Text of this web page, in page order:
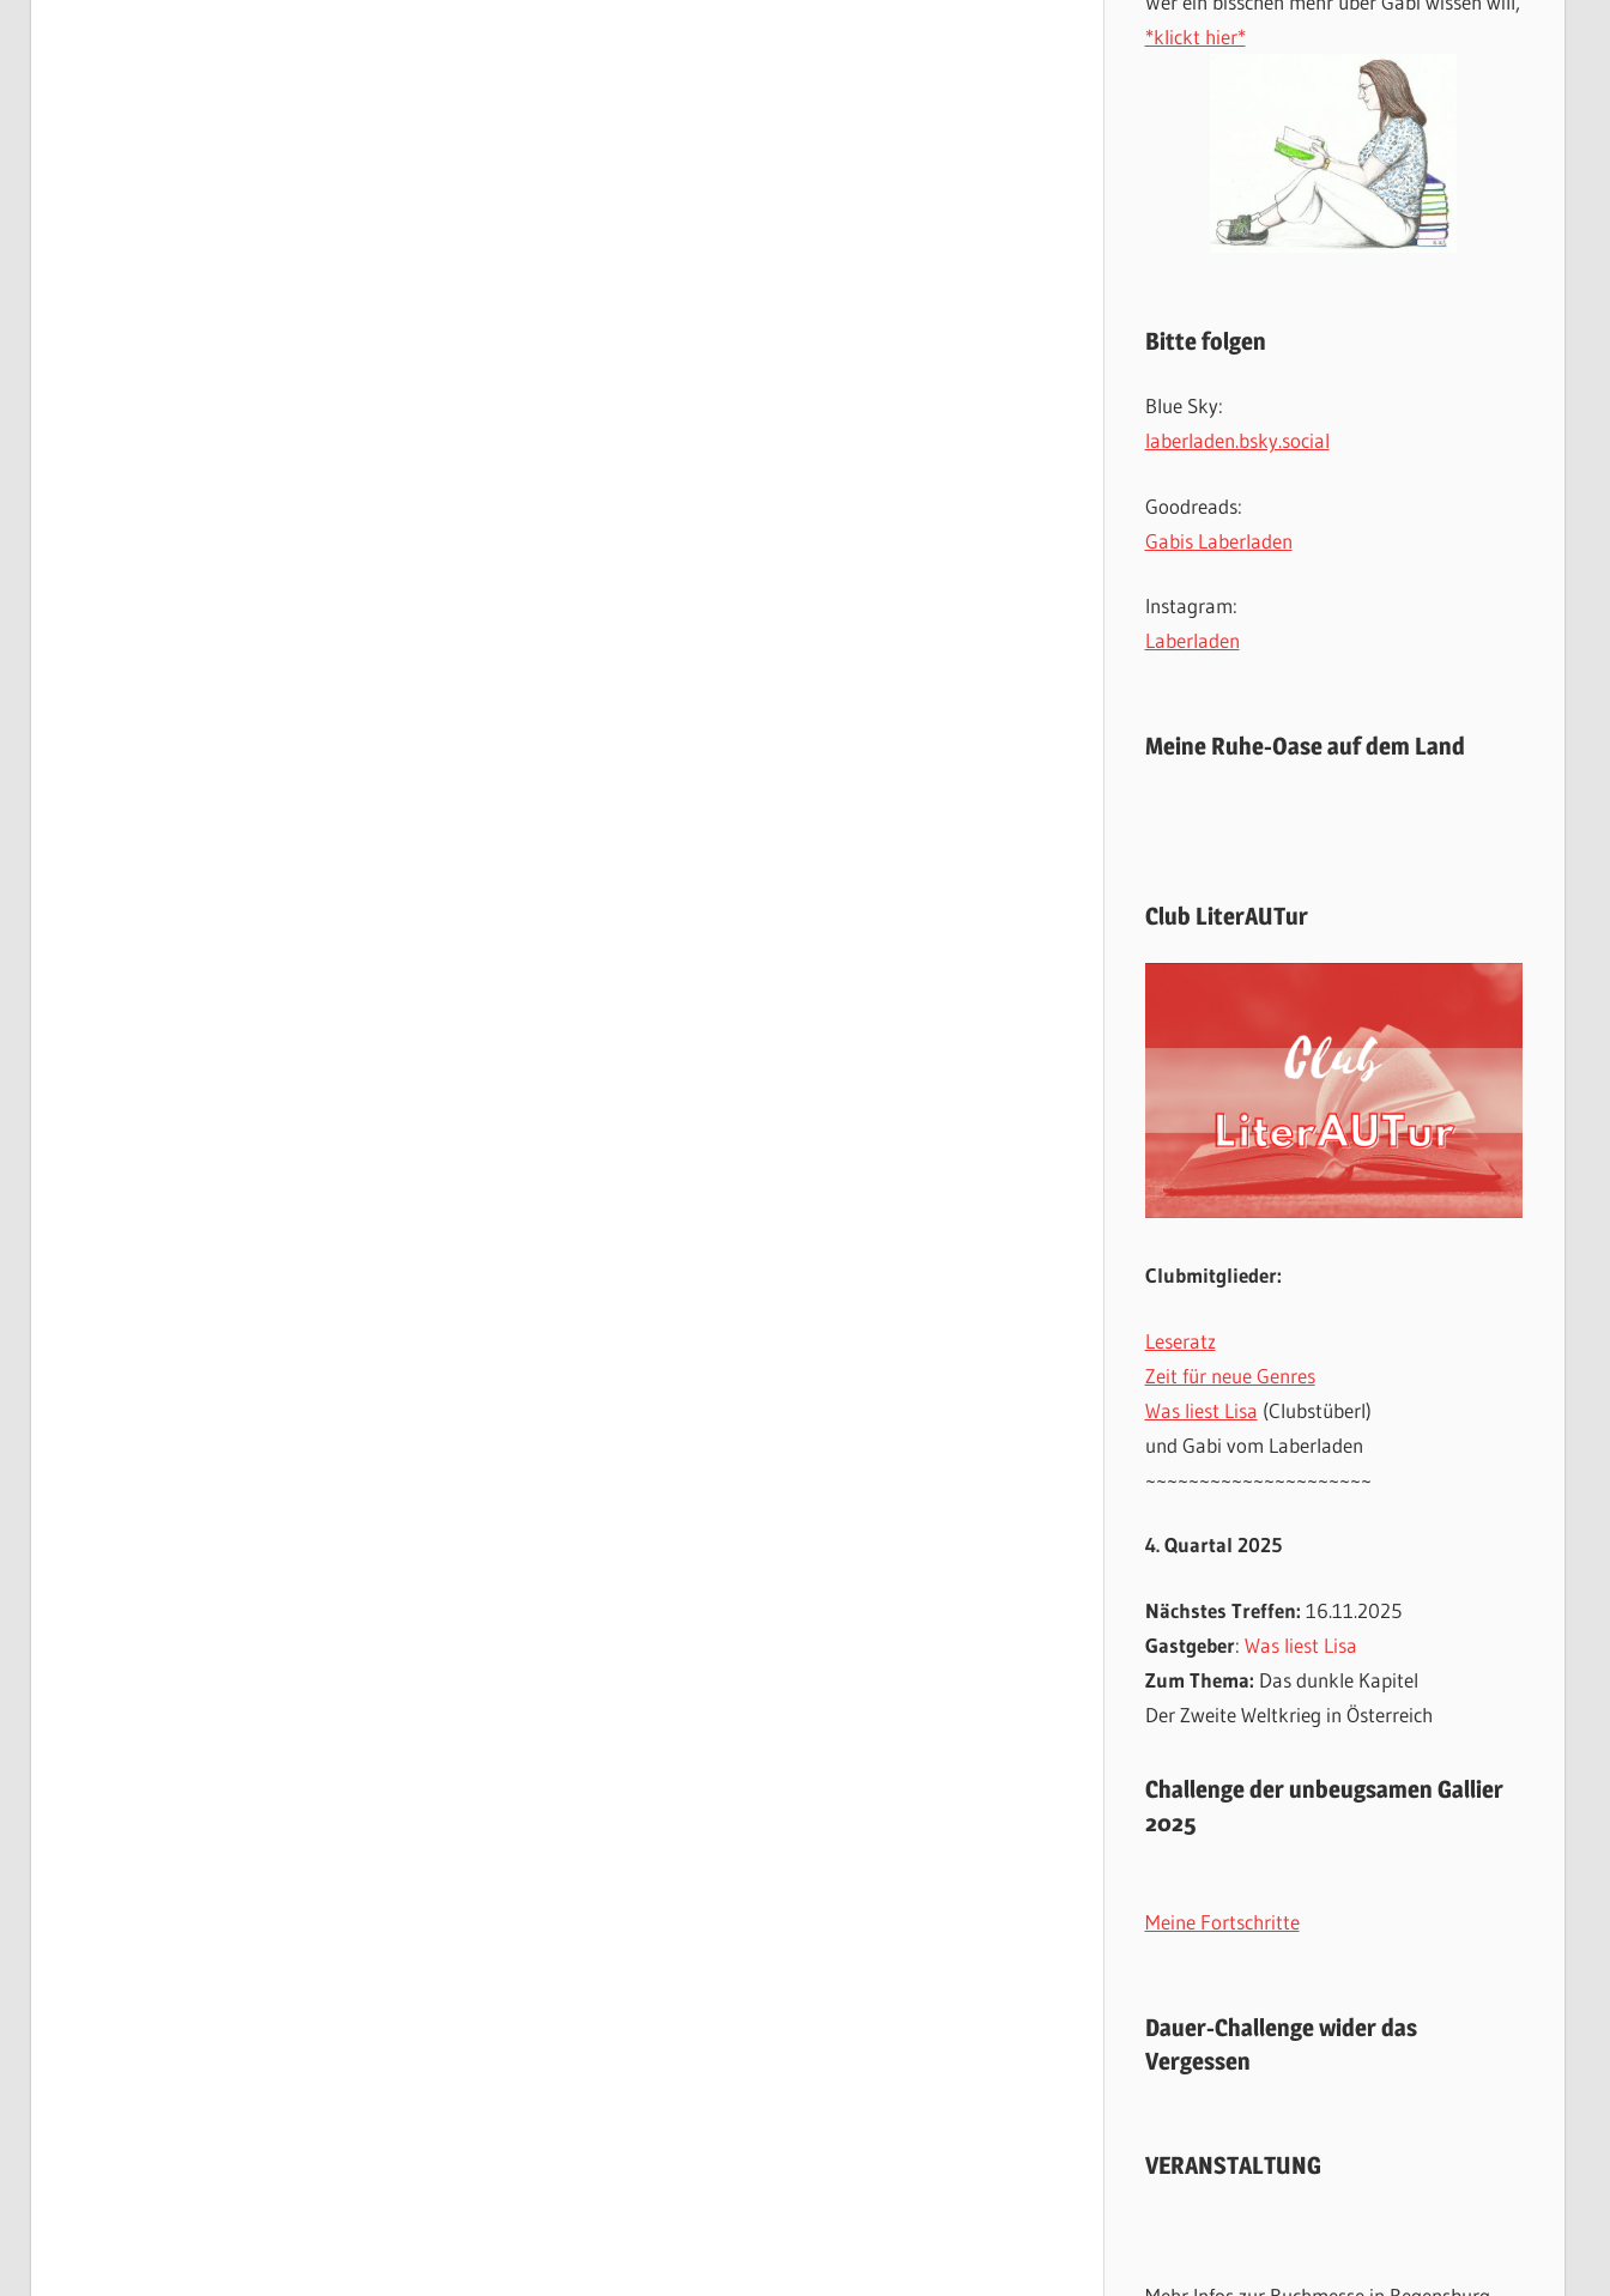
*klickt hier*
Bitte folgen
Blue Sky:
laberladen.bsky.social
Goodreads:
Gabis Laberladen
Instagram:
Laberladen
Meine Ruhe-Oase auf dem Land
Club LiterAUTur
Clubmitglieder:
Leseratz
Zeit für neue Genres
Was liest Lisa (Clubstüberl)
und Gabi vom Laberladen
~~~~~~~~~~~~~~~~~~~~~
4. Quartal 2025
Nächstes Treffen: 16.11.2025
Gastgeber: Was liest Lisa
Zum Thema: Das dunkle Kapitel
Der Zweite Weltkrieg in Österreich
Challenge der unbeugsamen Gallier
2025
Meine Fortschritte
Dauer-Challenge wider das
Vergessen
VERANSTALTUNG